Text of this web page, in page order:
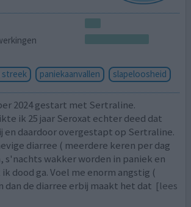
streek
paniekaanvallen slapeloosheid
2024 gestart met Sertraline.
ik 25 jaar Seroxat echter deed dat
en daardoor overgestapt op Sertraline.
diarree ( meerdere keren per dag
s'nachts wakker worden in paniek en
dood ga. Voel me enorm angstig (
dan de diarree erbij maakt het dat [lees